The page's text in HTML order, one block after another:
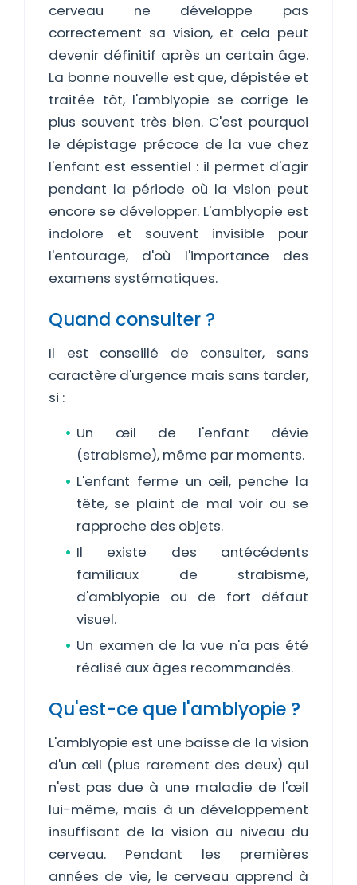
cerveau ne développe pas
correctement sa vision, et cela peut
devenir définitif après un certain âge.
La bonne nouvelle est que, dépistée et
traitée tôt, l'amblyopie se corrige le
plus souvent très bien. C'est pourquoi
le dépistage précoce de la vue chez
l'enfant est essentiel : il permet d'agir
pendant la période où la vision peut
encore se développer. L'amblyopie est
indolore et souvent invisible pour
l'entourage, d'où l'importance des
examens systématiques.
Quand consulter ?
Il est conseillé de consulter, sans
caractère d'urgence mais sans tarder,
si :
Un œil de l'enfant dévie
(strabisme), même par moments.
L'enfant ferme un œil, penche la
tête, se plaint de mal voir ou se
rapproche des objets.
Il existe des antécédents
familiaux de strabisme,
d'amblyopie ou de fort défaut
visuel.
Un examen de la vue n'a pas été
réalisé aux âges recommandés.
Qu'est-ce que l'amblyopie ?
L'amblyopie est une baisse de la vision
d'un œil (plus rarement des deux) qui
n'est pas due à une maladie de l'œil
lui-même, mais à un développement
insuffisant de la vision au niveau du
cerveau. Pendant les premières
années de vie, le cerveau apprend à